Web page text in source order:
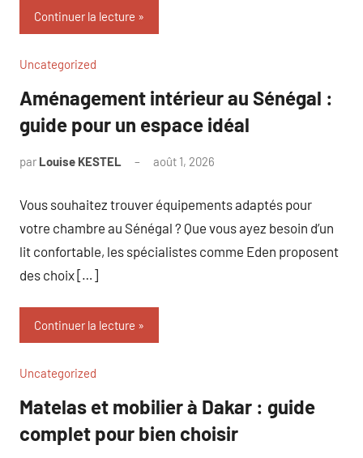
Continuer la lecture
Uncategorized
Aménagement intérieur au Sénégal :
guide pour un espace idéal
par Louise KESTEL août 1, 2026
Vous souhaitez trouver équipements adaptés pour
votre chambre au Sénégal ? Que vous ayez besoin d’un
lit confortable, les spécialistes comme Eden proposent
des choix […]
Continuer la lecture
Uncategorized
Matelas et mobilier à Dakar : guide
complet pour bien choisir